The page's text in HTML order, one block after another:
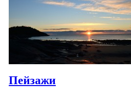
Пейзажи